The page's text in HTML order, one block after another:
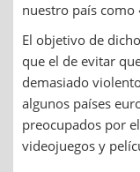
nuestro país como
El objetivo de
que el de evitar
demasiado
algunos países
preocupados por
videojuegos y